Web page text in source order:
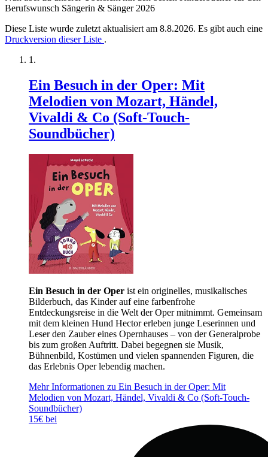
Berufswunsch Sängerin & Sänger 2026
Diese Liste wurde zuletzt aktualisiert am 8.8.2026. Es gibt auch eine
Druckversion dieser Liste .
Ein Besuch in der Oper: Mit
Melodien von Mozart, Händel,
Vivaldi & Co (Soft-Touch-
Soundbücher)
Ein Besuch in der Oper ist ein originelles, musikalisches
Bilderbuch, das Kinder auf eine farbenfrohe
Entdeckungsreise in die Welt der Oper mitnimmt. Gemeinsam
mit dem kleinen Hund Hector erleben junge Leserinnen und
Leser den Zauber eines Opernhauses – von der Generalprobe
bis zum großen Auftritt. Dabei begegnen sie Musik,
Bühnenbild, Kostümen und vielen spannenden Figuren, die
das Erlebnis Oper lebendig machen.
Mehr Informationen zu Ein Besuch in der Oper: Mit
Melodien von Mozart, Händel, Vivaldi & Co (Soft-Touch-
Soundbücher)
15€ bei